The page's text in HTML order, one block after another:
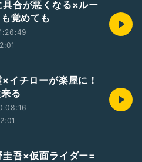
合が悪くなる×ルー
覚めても
イチローが楽屋に！
る
吾×仮面ライダー=